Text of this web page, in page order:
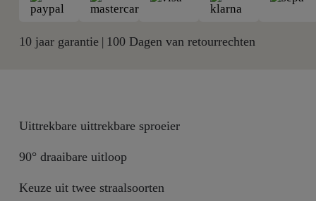
10 jaar garantie| 100 Dagen van retourrechten
Uittrekbare uittrekbare sproeier
90° draaibare uitloop
Keuze uit twee straalsoorten